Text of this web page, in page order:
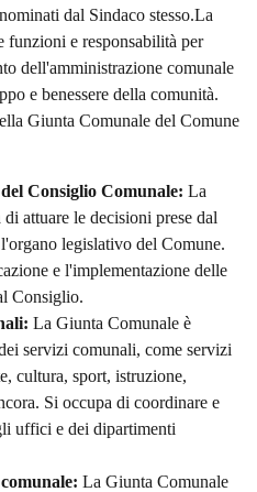
dal Sindaco stesso.La
funzioni e responsabilità per
dell'amministrazione comunale
e benessere della comunità.
Giunta Comunale del Comune
Consiglio Comunale: La
attuare le decisioni prese dal
legislativo del Comune.
e l'implementazione delle
Consiglio.
La Giunta Comunale è
servizi comunali, come servizi
cultura, sport, istruzione,
Si occupa di coordinare e
uffici e dei dipartimenti
La Giunta Comunale